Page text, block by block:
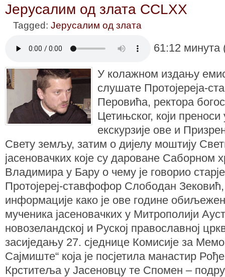
Јерусалим од злата CCLXX
Tagged: Јерусалим од злата
61:12
У колажном издању
слушате Протојереја-
Перовића, ректора
Цетињског, који
екскурзије ове и
Свету земљу, затим о дијелу моштију
јасеновачких које су дароване Саборном
Владимира у Бару о чему је говорио
Протојереј-ставфофор Слободан Зековић,
информације како је ове године
мученика јасеновачких у Митрополији
новозеландској и Руској православној
засиједању 27. сједнице Комисије за
Сајмиште“ која је посјетила манастир
Крститеља у Јасеновцу те Спомен –